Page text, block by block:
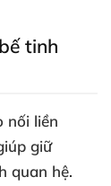
tinh
nối liền
giữ
quan hệ.